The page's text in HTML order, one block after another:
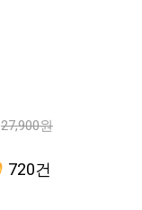
27,900원
720건